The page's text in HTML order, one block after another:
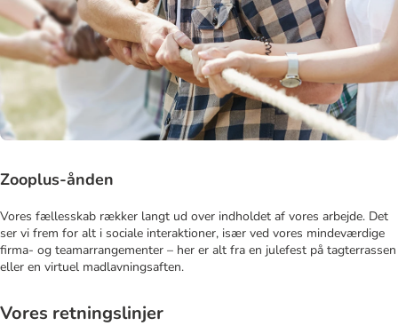
Zooplus-ånden
Vores fællesskab rækker langt ud over indholdet af vores arbejde. Det
ser vi frem for alt i sociale interaktioner, især ved vores mindeværdige
firma- og teamarrangementer – her er alt fra en julefest på tagterrassen
eller en virtuel madlavningsaften.
Vores retningslinjer